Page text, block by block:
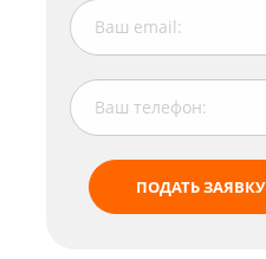
ПОДАТЬ ЗАЯВКУ